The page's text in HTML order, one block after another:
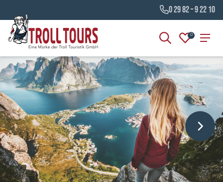
0 29 82 – 9 22 10
0